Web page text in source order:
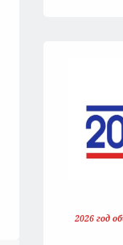
2026 год